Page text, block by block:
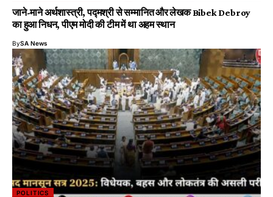
जाने-माने अर्थशास्त्री, पद्मश्री से सम्मानित और लेखक Bibek Debroy
का हुआ निधन, पीएम मोदी की टीम में था अहम स्थान
BySA News
POLITICS